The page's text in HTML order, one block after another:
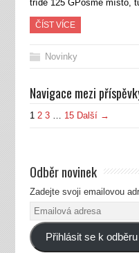
třídě 125 GPosmé místo,
ČÍST VÍCE
Novinky
Navigace mezi
1 2 3 … 15 Další →
Odběr novinek
Zadejte svoji emailovou
Emailová
adresa
Přihlásit se k odběru